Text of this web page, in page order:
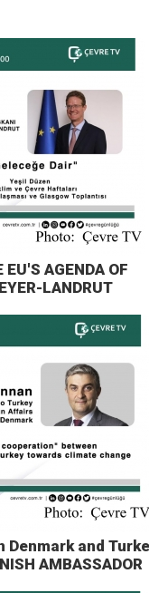
EU'S AGENDA OF
LANDRUT
Denmark and
AMBASSADOR